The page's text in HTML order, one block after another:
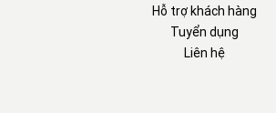
Hỗ trợ khách hàng
Tuyển dụng
Liên hệ